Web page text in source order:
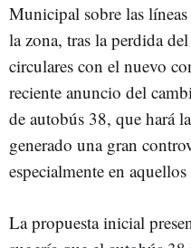
Municipal sobre las
la zona, tras la perdida
circulares con el nuevo
reciente anuncio del
de autobús 38, que hará
generado una gran
especialmente en
La propuesta inicial